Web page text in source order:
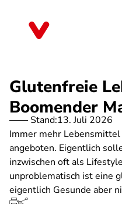
Glutenfreie
Boomender
Stand:13. Juli 2026
Immer mehr
angeboten. Eigentlich
inzwischen oft als
unproblematisch ist eine
eigentlich Gesunde aber